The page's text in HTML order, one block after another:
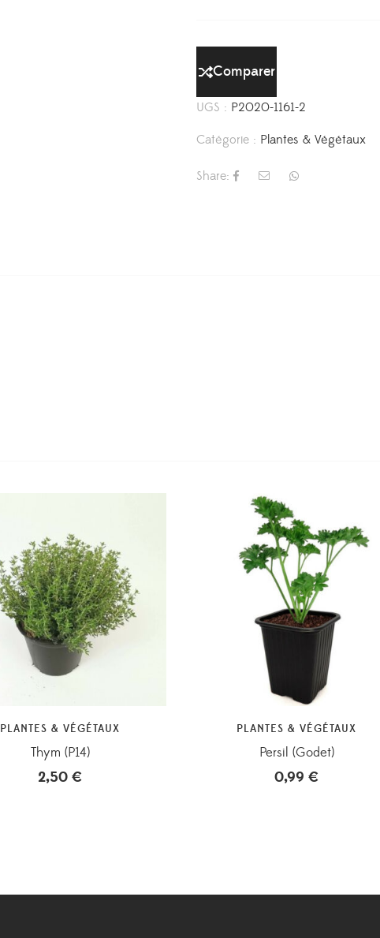
Comparer
UGS : P2020-1161-2
Catégorie : Plantes & Végétaux
Share:
PLANTES & VÉGÉTAUX
Thym (P14)
2,50 €
PLANTES & VÉGÉTAUX
Persil (Godet)
0,99 €